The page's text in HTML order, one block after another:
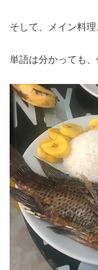
そして、メイン料理
単語は分かっても